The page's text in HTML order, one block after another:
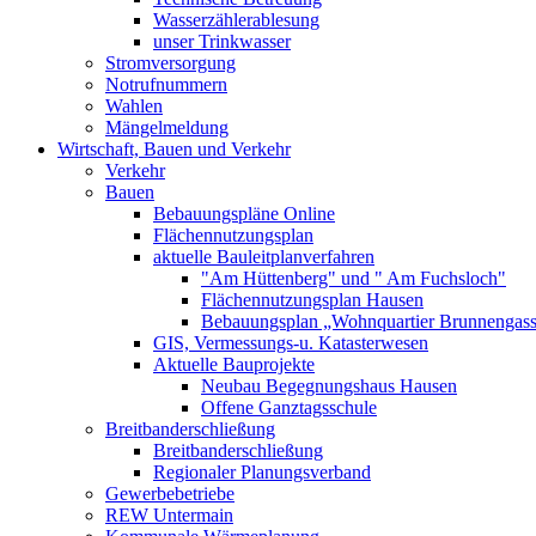
Wasserzählerablesung
unser Trinkwasser
Stromversorgung
Notrufnummern
Wahlen
Mängelmeldung
Wirtschaft, Bauen und Verkehr
Verkehr
Bauen
Bebauungspläne Online
Flächennutzungsplan
aktuelle Bauleitplanverfahren
"Am Hüttenberg" und " Am Fuchsloch"
Flächennutzungsplan Hausen
Bebauungsplan „Wohnquartier
GIS, Vermessungs-u. Katasterwesen
Aktuelle Bauprojekte
Neubau Begegnungshaus Hausen
Offene Ganztagsschule
Breitbanderschließung
Breitbanderschließung
Regionaler Planungsverband
Gewerbebetriebe
REW Untermain